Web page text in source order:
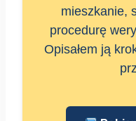
mieszkanie,
procedurę
Opisałem ją